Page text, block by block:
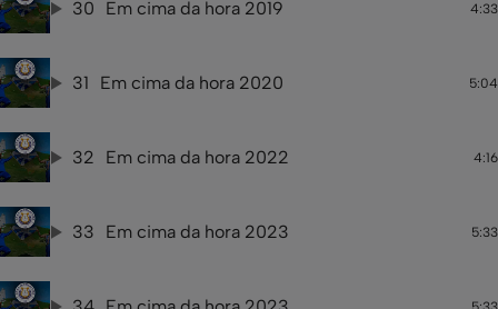
30 Em cima da hora 2019 4:33
31 Em cima da hora 2020 5:04
32 Em cima da hora 2022 4:16
33 Em cima da hora 2023 5:33